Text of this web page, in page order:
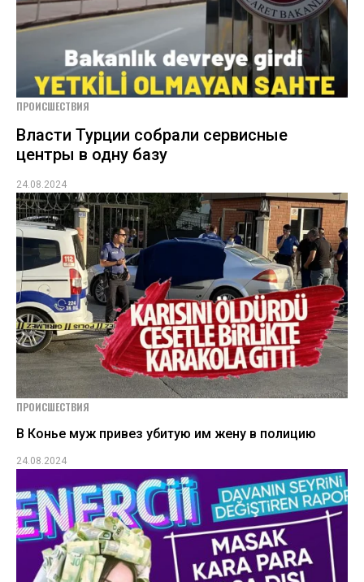
ПРОИСШЕСТВИЯ
Власти Турции собрали сервисные
центры в одну базу
24.08.2024
ПРОИСШЕСТВИЯ
В Конье муж привез убитую им жену в полицию
24.08.2024